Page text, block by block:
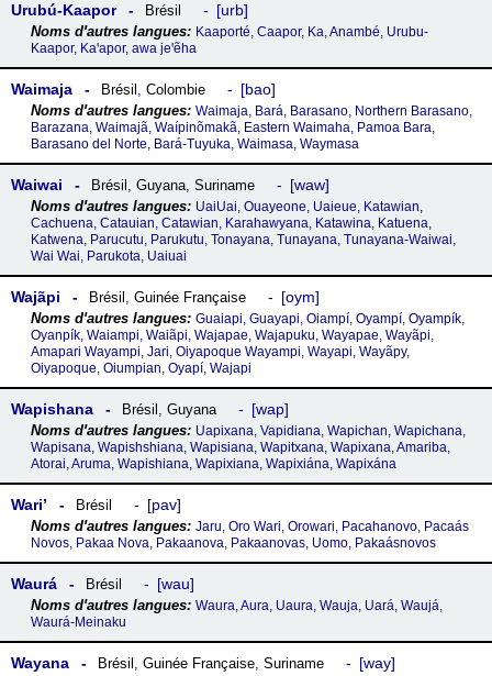
Urubú-Kaapor Brésil urb
Kaaporté, Caapor, Ka, Anambé, Urubu-
Kaapor, Kaꞌapor, awa jeꞌẽha
Waimaja Brésil , Colombie bao
Waimaja, Bará, Barasano, Northern Barasano,
Barazana, Waimajã, Waípinõmakã, Eastern Waimaha, Pamoa Bara,
Barasano del Norte, Bará-Tuyuka, Waimasa, Waymasa
Waiwai Brésil , Guyana, Suriname waw
UaiUai, Ouayeone, Uaieue, Katawian,
Cachuena, Catauian, Catawian, Karahawyana, Katawina, Katuena,
Katwena, Parucutu, Parukutu, Tonayana, Tunayana, Tunayana-Waiwai,
Wai Wai, Parukota, Uaiuai
Wajãpi Brésil , Guinée Française oym
Guaiapi, Guayapi, Oiampí, Oyampí, Oyampík,
Oyanpík, Waiampi, Waiãpi, Wajapae, Wajapuku, Wayapae, Wayãpi,
Amapari Wayampi, Jari, Oiyapoque Wayampi, Wayapi, Wayãpy,
Oiyapoque, Oiumpian, Oyapí, Wajapi
Wapishana Brésil , Guyana wap
Uapixana, Vapidiana, Wapichan, Wapichana,
Wapisana, Wapishshiana, Wapisiana, Wapitxana, Wapixana, Amariba,
Atorai, Aruma, Wapishiana, Wapixiana, Wapixiána, Wapixána
Wari’ Brésil pav
Jaru, Oro Wari, Orowari, Pacahanovo, Pacaás
Novos, Pakaa Nova, Pakaanova, Pakaanovas, Uomo, Pakaásnovos
Waurá Brésil wau
Waura, Aura, Uaura, Wauja, Uará, Waujá,
Waurá-Meinaku
Wayana Brésil , Guinée Française, Suriname way